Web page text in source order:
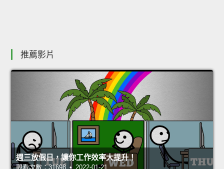
推薦影片
週三放假日，讓你工作效率大提升！
觀看次數：31698 • 2022-01-21